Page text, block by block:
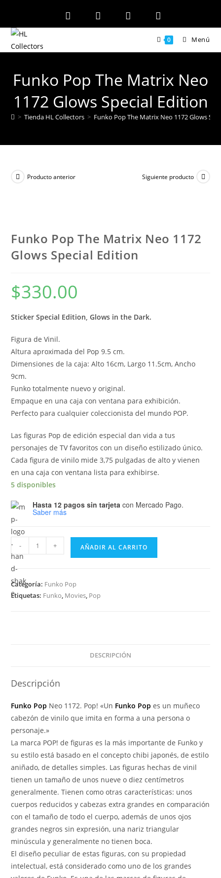
contenido
0 Menú
Funko Pop The Matrix Neo
1172 Glows Special Edition
> Tienda HL Collectors > Funko Pop The Matrix Neo 1172 Glows
Producto anterior Siguiente producto
Funko Pop The Matrix Neo 1172
Glows Special Edition
$330.00
Sticker Special Edition, Glows in the Dark.
Figura de Vinil.
Altura aproximada del Pop 9.5 cm.
Dimensiones de la caja: Alto 16cm, Largo 11.5cm, Ancho
9cm.
Funko totalmente nuevo y original.
Empaque en una caja con ventana para exhibición.
Perfecto para cualquier coleccionista del mundo POP.
Las figuras Pop de edición especial dan vida a tus
personajes de TV favoritos con un diseño estilizado único.
Cada figura de vinilo mide 3,75 pulgadas de alto y vienen
en una caja con ventana lista para exhibirse.
5 disponibles
Hasta 12 pagos sin tarjeta con Mercado Pago.
Saber más
Funko
Pop
The
Matrix
Neo
- + AÑADIR AL CARRITO
Categoría: Funko Pop
Etiquetas: Funko, Movies, Pop
DESCRIPCIÓN
Descripción
Funko Pop Neo 1172. Pop! «Un Funko Pop es un muñeco
cabezón de vinilo que imita en forma a una persona o
personaje.»
La marca POP! de figuras es la más importante de Funko y
su estilo está basado en el concepto chibi japonés, de estilo
aniñado, de detalles simples. Las figuras hechas de vinil
tienen un tamaño de unos nueve o diez centímetros
generalmente. Tienen como otras características: unos
cuerpos reducidos y cabezas extra grandes en comparación
con el tamaño de todo el cuerpo, además de unos ojos
grandes negros sin expresión, una nariz triangular
minúscula y generalmente no tienen boca.
El diseño peculiar de estas figuras, con su propiedad
intelectual, está considerado como uno de los grandes